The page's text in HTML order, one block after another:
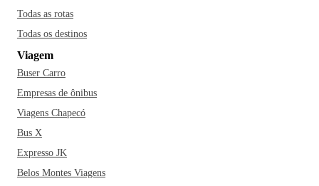
Todas as rotas
Todas os destinos
Viagem
Buser Carro
Empresas de ônibus
Viagens Chapecó
Bus X
Expresso JK
Belos Montes Viagens